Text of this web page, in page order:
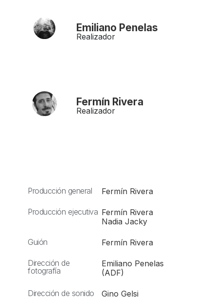
Emiliano Penelas
Realizador
Fermín Rivera
Realizador
Producción general Fermín Rivera
Producción ejecutiva Fermín Rivera
Nadia Jacky
Guión Fermín Rivera
Dirección de
fotografía
Emiliano Penelas
(ADF)
Dirección de sonido Gino Gelsi